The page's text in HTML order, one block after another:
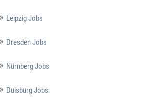
Leipzig Jobs
Dresden Jobs
Nürnberg Jobs
Duisburg Jobs